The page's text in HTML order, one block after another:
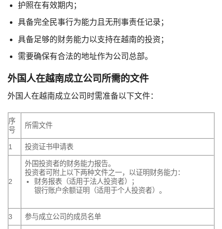
护照在有效期内；
具备完全民事行为能力且无刑事责任记录；
具备足够的财务能力以支持在越南的投资；
需要确保有合法的地址作为公司总部。
外国人在越南成立公司所需的文件
外国人在越南成立公司时需准备以下文件：
序
号
所需文件
1 投资证书申请表
2
外国投资者的财务能力报告。
投资者可附上以下两种文件之一，以证明财务能力：
财务报表（适用于法人投资者）；
银行账户余额证明（适用于个人投资者）。
3 参与成立公司的成员名单